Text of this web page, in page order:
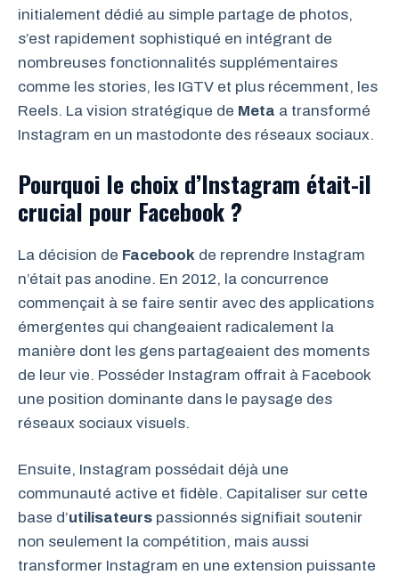
initialement dédié au simple partage de photos,
s’est rapidement sophistiqué en intégrant de
nombreuses fonctionnalités supplémentaires
comme les stories, les IGTV et plus récemment, les
Reels. La vision stratégique de Meta a transformé
Instagram en un mastodonte des réseaux sociaux.
Pourquoi le choix d’Instagram était-il
crucial pour Facebook ?
La décision de Facebook de reprendre Instagram
n’était pas anodine. En 2012, la concurrence
commençait à se faire sentir avec des applications
émergentes qui changeaient radicalement la
manière dont les gens partageaient des moments
de leur vie. Posséder Instagram offrait à Facebook
une position dominante dans le paysage des
réseaux sociaux visuels.
Ensuite, Instagram possédait déjà une
communauté active et fidèle. Capitaliser sur cette
base d’utilisateurs passionnés signifiait soutenir
non seulement la compétition, mais aussi
transformer Instagram en une extension puissante